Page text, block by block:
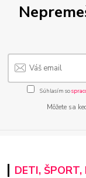
Súhlasím so
Môžete sa
DETI, ŠPORT,